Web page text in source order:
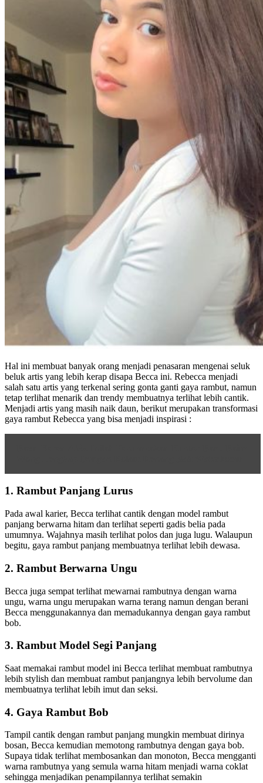
Hal ini membuat banyak orang menjadi penasaran mengenai seluk
beluk artis yang lebih kerap disapa Becca ini. Rebecca menjadi
salah satu artis yang terkenal sering gonta ganti gaya rambut, namun
tetap terlihat menarik dan trendy membuatnya terlihat lebih cantik.
Menjadi artis yang masih naik daun, berikut merupakan transformasi
gaya rambut Rebecca yang bisa menjadi inspirasi :
1. Rambut Panjang Lurus
Pada awal karier, Becca terlihat cantik dengan model rambut
panjang berwarna hitam dan terlihat seperti gadis belia pada
umumnya. Wajahnya masih terlihat polos dan juga lugu. Walaupun
begitu, gaya rambut panjang membuatnya terlihat lebih dewasa.
2. Rambut Berwarna Ungu
Becca juga sempat terlihat mewarnai rambutnya dengan warna
ungu, warna ungu merupakan warna terang namun dengan berani
Becca menggunakannya dan memadukannya dengan gaya rambut
bob.
3. Rambut Model Segi Panjang
Saat memakai rambut model ini Becca terlihat membuat rambutnya
lebih stylish dan membuat rambut panjangnya lebih bervolume dan
membuatnya terlihat lebih imut dan seksi.
4. Gaya Rambut Bob
Tampil cantik dengan rambut panjang mungkin membuat dirinya
bosan, Becca kemudian memotong rambutnya dengan gaya bob.
Supaya tidak terlihat membosankan dan monoton, Becca mengganti
warna rambutnya yang semula warna hitam menjadi warna coklat
sehingga menjadikan penampilannya terlihat semakin